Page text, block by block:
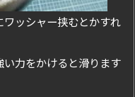
ッシャー挟むとかすれ
力をかけると滑ります